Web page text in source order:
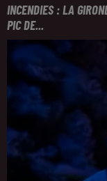
INCENDIES : LA
PIC DE...